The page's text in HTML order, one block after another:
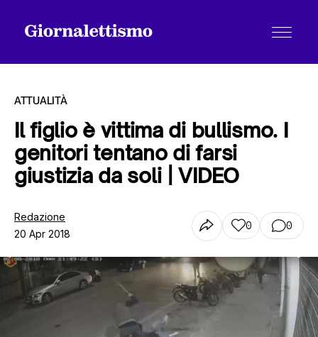
Tutti gli articoli
Chi siamo
Contatti
ATTUALITÀ
Il figlio è vittima di bullismo. I
genitori tentano di farsi
giustizia da soli | VIDEO
Redazione
20 Apr 2018
0 0